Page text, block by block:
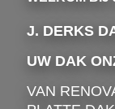
J. DERKS
UW DAK
VAN